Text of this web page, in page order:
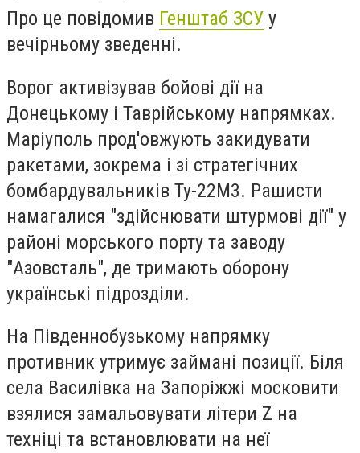
Про це повідомив Генштаб ЗСУ у
вечірньому зведенні.
Ворог активізував бойові дії на
Донецькому і Таврійському напрямках.
Маріуполь прод'овжують закидувати
ракетами, зокрема і зі стратегічних
бомбардувальників Ту-22М3. Рашисти
намагалися "здійснювати штурмові дії" у
районі морського порту та заводу
"Азовсталь", де тримають оборону
українські підрозділи.
На Південнобузькому напрямку
противник утримує займані позиції. Біля
села Василівка на Запоріжжі московити
взялися замальовувати літери Z на
техніці та встановлювати на неї